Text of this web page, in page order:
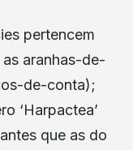
pertencem
as aranhas-de-
de-conta);
‘Harpactea’
que as do